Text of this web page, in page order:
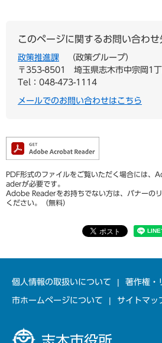
このページに関するお問い合わせ
政策推進課
政策グループ
〒353-8501
埼玉県志木市中宗岡1
Tel：048-473-1114
メールでのお問い合わせはこちら
PDF形式のファイルをご覧いただく場合には、
aderが必要です。
Adobe Readerをお持ちでない方は、バナーの
ください。（無料）
個人情報の取扱いについて 著作権・
市ホームページについて サイトマッ